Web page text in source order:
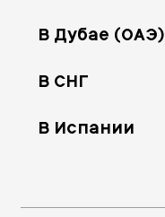
В Дубае (ОАЭ)
В СНГ
В Испании